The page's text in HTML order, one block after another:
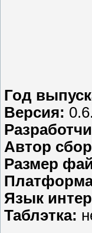
Год
Версия:
Автор
Размер
Язык
Таблэтка: